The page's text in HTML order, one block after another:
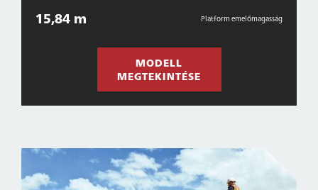
15,84 m Platform emelőmagasság
MODELL
MEGTEKINTÉSE